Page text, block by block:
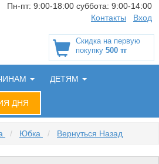
Пн-пт: 9:00-18:00 суббота: 9:00-14:00
Контакты
Вход
Скидка на первую
покупку 500 тг
ДЕТЯМ
ДНЯ
/ Юбка / Вернуться Назад